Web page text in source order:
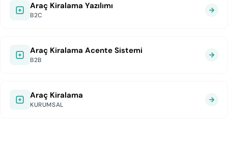
Araç Kiralama Yazılımı
B2C
Araç Kiralama Acente Sistemi
B2B
Araç Kiralama
KURUMSAL